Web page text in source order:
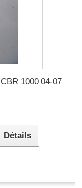
1000 04-07
Détails